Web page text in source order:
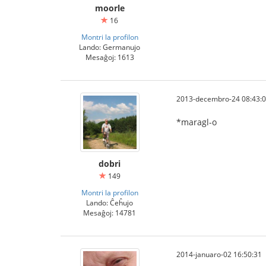
moorle
16
Montri la profilon
Lando: Germanujo
Mesaĝoj: 1613
dobri
149
Montri la profilon
Lando: Ĉeĥujo
Mesaĝoj: 14781
2013-decembro-24
*maragl-o
2014-januaro-02 16:50:31